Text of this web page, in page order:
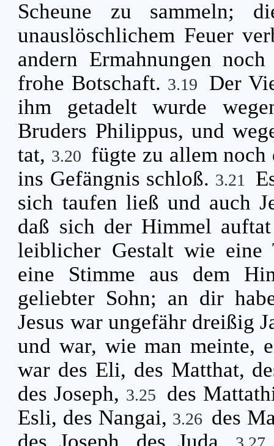
Scheune zu sammeln;
unauslöschlichem Feuer
andern Ermahnungen
frohe Botschaft. 3.19
Der
ihm getadelt wurde
Bruders Philippus, und
tat, 3.20 fügte zu allem noch
ins Gefängnis schloß. 3.21
sich taufen ließ und auch
daß sich der Himmel
leiblicher Gestalt wie eine
eine Stimme aus dem
geliebter Sohn; an dir
Jesus war ungefähr dreißig
und war, wie man meinte,
war des Eli, des Matthat,
des Joseph, 3.25
des
Esli, des Nangai, 3.26 des
des Joseph, des Juda,